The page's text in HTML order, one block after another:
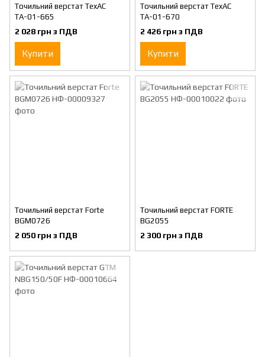
Точильний верстат TexAC
ТА-01-665
2 028 грн з ПДВ
Купити
Точильний верстат TexAC
ТА-01-670
2 426 грн з ПДВ
Купити
Точильний верстат Forte
BGM0726
2 050 грн з ПДВ
Точильний верстат FORTE
BG2055
2 300 грн з ПДВ